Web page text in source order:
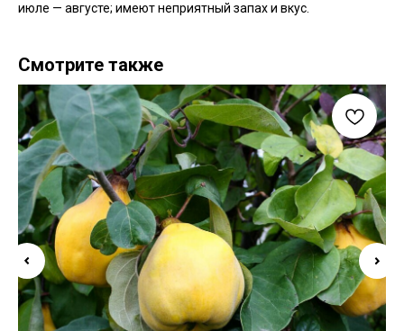
июле — августе; имеют неприятный запах и вкус.
Смотрите также